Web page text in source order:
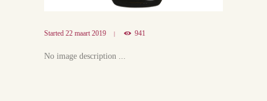
Started 22 maart 2019 941
No image description ...